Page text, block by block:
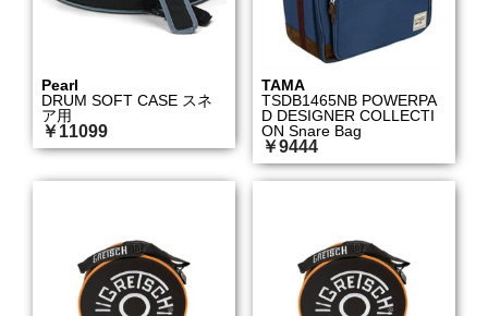
Pearl
DRUM SOFT CASE スネ
ア用
￥11099
TAMA
TSDB1465NB POWERPA
D DESIGNER COLLECTI
ON Snare Bag
￥9444